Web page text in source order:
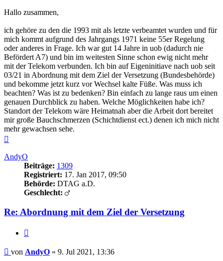
Hallo zusammen,
ich gehöre zu den die 1993 mit als letzte verbeamtet wurden und für
mich kommt aufgrund des Jahrgangs 1971 keine 55er Regelung
oder anderes in Frage. Ich war gut 14 Jahre in uob (dadurch nie
Befördert A7) und bin im weitesten Sinne schon ewig nicht mehr
mit der Telekom verbunden. Ich bin auf Eigeninitiave nach uob seit
03/21 in Abordnung mit dem Ziel der Versetzung (Bundesbehörde)
und bekomme jetzt kurz vor Wechsel kalte Füße. Was muss ich
beachten? Was ist zu bedenken? Bin einfach zu lange raus um einen
genauen Durchblick zu haben. Welche Möglichkeiten habe ich?
Standort der Telekom wäre Heimatnah aber die Arbeit dort bereitet
mir große Bauchschmerzen (Schichtdienst ect.) denen ich mich nicht
mehr gewachsen sehe.
AndyO
Beiträge: 1309
Registriert: 17. Jan 2017, 09:50
Behörde: DTAG a.D.
Geschlecht:
Re: Abordnung mit dem Ziel der Versetzung
Beitrag
von AndyO » 9. Jul 2021, 13:36